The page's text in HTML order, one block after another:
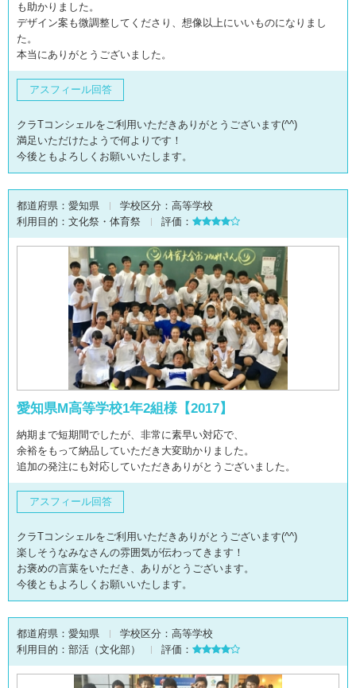
も助かりました。
デザイン案も微調整してくださり、想像以上にいいものになりまし
た。
本当にありがとうございました。
アスフィール回答
クラTコンシェルをご利用いただきありがとうございます(^^)
満足いただけたようで何よりです！
今後ともよろしくお願いいたします。
都道府県： 愛知県 学校区分： 高等学校
利用目的： 文化祭・体育祭 評価：
愛知県M高等学校1年2組様【2017】
納期まで短期間でしたが、非常に素早い対応で、
余裕をもって納品していただき大変助かりました。
追加の発注にも対応していただきありがとうございました。
アスフィール回答
クラTコンシェルをご利用いただきありがとうございます(^^)
楽しそうなみなさんの雰囲気が伝わってきます！
お褒めの言葉をいただき、ありがとうございます。
今後ともよろしくお願いいたします。
都道府県： 愛知県 学校区分： 高等学校
利用目的： 部活（文化部） 評価：